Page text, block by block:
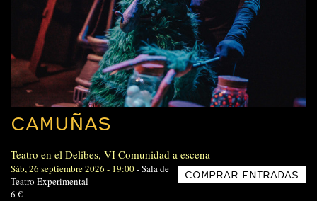
CAMUÑAS
Teatro en el Delibes, VI Comunidad a escena
COMPRAR ENTRADAS
Sáb, 26 septiembre 2026 - 19:00-Sala de
Teatro Experimental
6 €